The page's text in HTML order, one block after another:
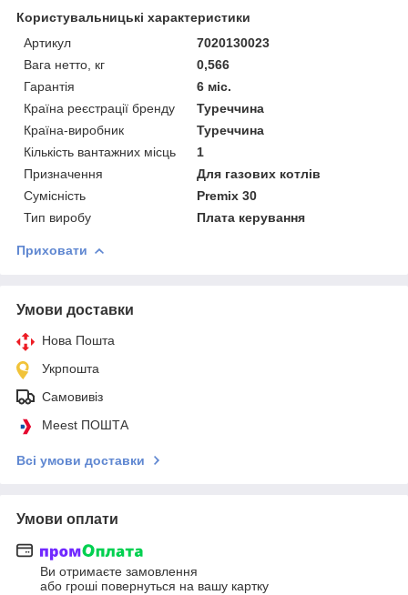
Користувальницькі характеристики
Артикул
7020130023
Вага нетто, кг
0,566
Гарантія
6 міс.
Країна реєстрації бренду
Туреччина
Країна-виробник
Туреччина
Кількість вантажних місць
1
Призначення
Для газових котлів
Сумісність
Premix 30
Тип виробу
Плата керування
Приховати
Умови доставки
Нова Пошта
Укрпошта
Самовивіз
Meest ПОШТА
Всі умови доставки
Умови оплати
Ви отримаєте замовлення
або гроші повернуться на вашу картку